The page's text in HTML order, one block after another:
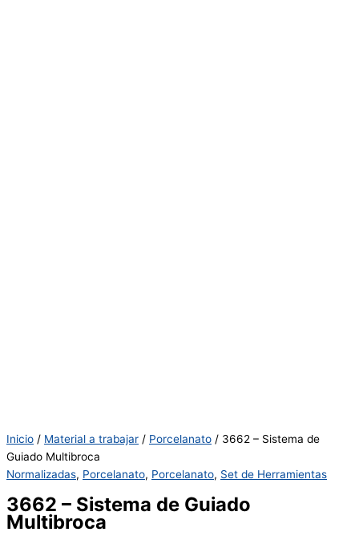
Inicio / Material a trabajar / Porcelanato / 3662 – Sistema de
Guiado Multibroca
Normalizadas, Porcelanato, Porcelanato, Set de Herramientas
3662 – Sistema de Guiado
Multibroca